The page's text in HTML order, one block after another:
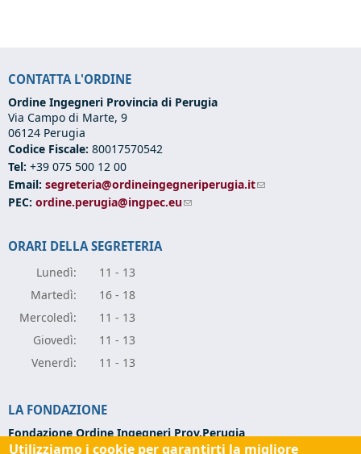
CONTATTA L'ORDINE
Ordine Ingegneri Provincia di Perugia
Via Campo di Marte, 9
06124 Perugia
Codice Fiscale: 80017570542
Tel: +39 075 500 12 00
Email: segreteria@ordineingegneriperugia.it(link sends e-mail)
PEC: ordine.perugia@ingpec.eu(link sends e-mail)
ORARI DELLA SEGRETERIA
Lunedì:
11 - 13
Martedì:
16 - 18
Mercoledì:
11 - 13
Giovedì:
11 - 13
Venerdì: 11 - 13
LA FONDAZIONE
Fondazione Ordine Ingegneri Prov.Perugia
Via Campo di Marte, 9 - 06124 Perugia
Utilizziamo i cookie per garantirti la migliore